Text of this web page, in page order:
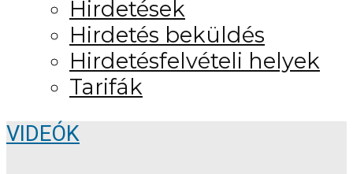
Hirdetések
Hirdetés beküldés
Hirdetésfelvételi helyek
Tarifák
VIDEÓK